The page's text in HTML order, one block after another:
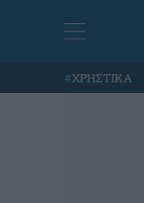
#ΧΡΗΣΤΙΚΑ